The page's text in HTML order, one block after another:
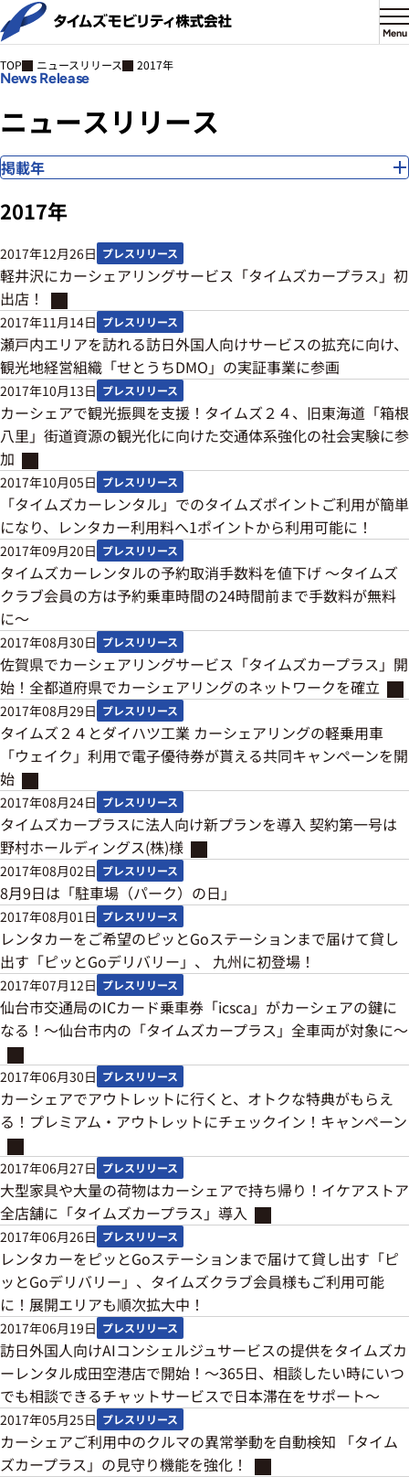
Menu
TOP ニュースリリース 2017年
News Release
ニュースリ リース
2017年
2017年12月26日 プレスリリース
軽井沢にカーシェアリングサービス「タイムズカープラス」初
出店！
2017年11月14日 プレスリリース
瀬戸内エリアを訪れる訪日外国人向けサービスの拡充に向け、
観光地経営組織「せとうちDMO」の実証事業に参画
2017年10月13日 プレスリリース
カーシェアで観光振興を支援！タイムズ２４、旧東海道「箱根
八里」街道資源の観光化に向けた交通体系強化の社会実験に参
加
2017年10月05日 プレスリリース
「タイムズカーレンタル」でのタイムズポイントご利用が簡単
になり、レンタカー利用料へ1ポイントから利用可能に！
2017年09月20日 プレスリリース
タイムズカーレンタルの予約取消手数料を値下げ ～タイムズ
クラブ会員の方は予約乗車時間の24時間前まで手数料が無料
に～
2017年08月30日 プレスリリース
佐賀県でカーシェアリングサービス「タイムズカープラス」開
始！全都道府県でカーシェアリングのネットワークを確立
2017年08月29日 プレスリリース
タイムズ２４とダイハツ工業 カーシェアリングの軽乗用車
「ウェイク」利用で電子優待券が貰える共同キャンペーンを開
始
2017年08月24日 プレスリリース
タイムズカープラスに法人向け新プランを導入 契約第一号は
野村ホールディングス(株)様
2017年08月02日 プレスリリース
8月9日は「駐車場（パーク）の日」
2017年08月01日 プレスリリース
レンタカーをご希望のピッとGoステーションまで届けて貸し
出す「ピッとGoデリバリー」、 九州に初登場！
2017年07月12日 プレスリリース
仙台市交通局のICカード乗車券「icsca」がカーシェアの鍵に
なる！～仙台市内の「タイムズカープラス」全車両が対象に～
2017年06月30日 プレスリリース
カーシェアでアウトレットに行くと、オトクな特典がもらえ
る！プレミアム・アウトレットにチェックイン！キャンペーン
2017年06月27日 プレスリリース
大型家具や大量の荷物はカーシェアで持ち帰り！イケアストア
全店舗に「タイムズカープラス」導入
2017年06月26日 プレスリリース
レンタカーをピッとGoステーションまで届けて貸し出す「ピ
ッとGoデリバリー」、タイムズクラブ会員様もご利用可能
に！展開エリアも順次拡大中！
2017年06月19日 プレスリリース
訪日外国人向けAIコンシェルジュサービスの提供をタイムズカ
ーレンタル成田空港店で開始！～365日、相談したい時にいつ
でも相談できるチャットサービスで日本滞在をサポート～
2017年05月25日 プレスリリース
カーシェアご利用中のクルマの異常挙動を自動検知 「タイム
ズカープラス」の見守り機能を強化！
掲載年